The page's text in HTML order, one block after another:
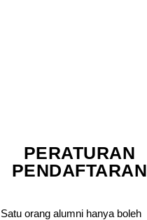
PERATURAN
PENDAFTARAN
Satu orang alumni hanya boleh